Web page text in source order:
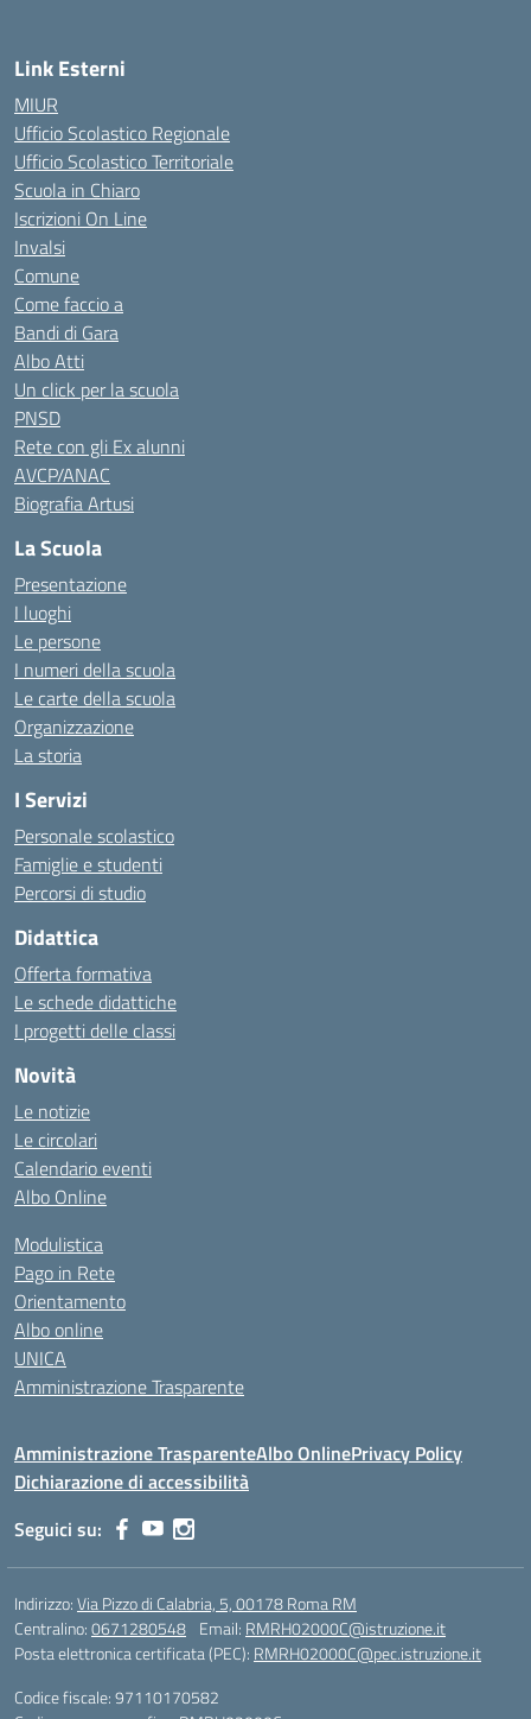
Link Esterni
MIUR
Ufficio Scolastico Regionale
Ufficio Scolastico Territoriale
Scuola in Chiaro
Iscrizioni On Line
Invalsi
Comune
Come faccio a
Bandi di Gara
Albo Atti
Un click per la scuola
PNSD
Rete con gli Ex alunni
AVCP/ANAC
Biografia Artusi
La Scuola
Presentazione
I luoghi
Le persone
I numeri della scuola
Le carte della scuola
Organizzazione
La storia
I Servizi
Personale scolastico
Famiglie e studenti
Percorsi di studio
Didattica
Offerta formativa
Le schede didattiche
I progetti delle classi
Novità
Le notizie
Le circolari
Calendario eventi
Albo Online
Modulistica
Pago in Rete
Orientamento
Albo online
UNICA
Amministrazione Trasparente
Amministrazione TrasparenteAlbo OnlinePrivacy Policy
Dichiarazione di accessibilità
Seguici su:
Indirizzo:Via Pizzo di Calabria, 5, 00178 Roma RM
Centralino:0671280548 Email: RMRH02000C@istruzione.it
Posta elettronica certificata (PEC): RMRH02000C@pec.istruzione.it
Codice fiscale: 97110170582